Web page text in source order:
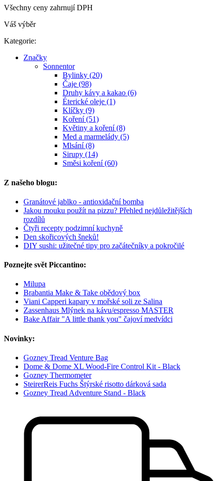
Všechny ceny zahrnují DPH
Váš výběr
Kategorie:
Značky
Sonnentor
Bylinky (20)
Čaje (98)
Druhy kávy a kakao (6)
Éterické oleje (1)
Klíčky (9)
Koření (51)
Květiny a koření (8)
Med a marmelády (5)
Mlsání (8)
Sirupy (14)
Směsi koření (60)
Z našeho blogu:
Granátové jablko - antioxidační bomba
Jakou mouku použít na pizzu? Přehled nejdůležitějších
rozdílů
Čtyři recepty podzimní kuchyně
Den skořicových šneků!
DIY sushi: užitečné tipy pro začátečníky a pokročilé
Poznejte svět Piccantino:
Milupa
Brabantia Make & Take obědový box
Viani Capperi kapary v mořské soli ze Salina
Zassenhaus Mlýnek na kávu/espresso MASTER
Bake Affair "A little thank you" čajoví medvídci
Novinky:
Gozney Tread Venture Bag
Dome & Dome XL Wood-Fire Control Kit - Black
Gozney Thermometer
SteirerReis Fuchs Štýrské risotto dárková sada
Gozney Tread Adventure Stand - Black